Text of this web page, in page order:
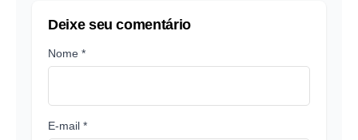
Deixe seu comentário
Nome *
E-mail *